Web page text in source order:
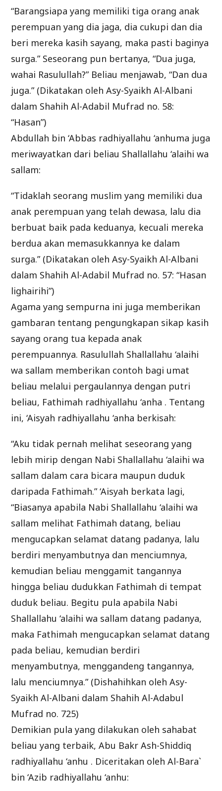
“Barangsiapa yang memiliki tiga orang anak
perempuan yang dia jaga, dia cukupi dan dia
beri mereka kasih sayang, maka pasti baginya
surga.” Seseorang pun bertanya, “Dua juga,
wahai Rasulullah?” Beliau menjawab, “Dan dua
juga.” (Dikatakan oleh Asy-Syaikh Al-Albani
dalam Shahih Al-Adabil Mufrad no. 58:
“Hasan”)
Abdullah bin ‘Abbas radhiyallahu ‘anhuma juga
meriwayatkan dari beliau Shallallahu ‘alaihi wa
sallam:
“Tidaklah seorang muslim yang memiliki dua
anak perempuan yang telah dewasa, lalu dia
berbuat baik pada keduanya, kecuali mereka
berdua akan memasukkannya ke dalam
surga.” (Dikatakan oleh Asy-Syaikh Al-Albani
dalam Shahih Al-Adabil Mufrad no. 57: “Hasan
lighairihi”)
Agama yang sempurna ini juga memberikan
gambaran tentang pengungkapan sikap kasih
sayang orang tua kepada anak
perempuannya. Rasulullah Shallallahu ‘alaihi
wa sallam memberikan contoh bagi umat
beliau melalui pergaulannya dengan putri
beliau, Fathimah radhiyallahu ‘anha . Tentang
ini, ‘Aisyah radhiyallahu ‘anha berkisah:
“Aku tidak pernah melihat seseorang yang
lebih mirip dengan Nabi Shallallahu ‘alaihi wa
sallam dalam cara bicara maupun duduk
daripada Fathimah.” ‘Aisyah berkata lagi,
“Biasanya apabila Nabi Shallallahu ‘alaihi wa
sallam melihat Fathimah datang, beliau
mengucapkan selamat datang padanya, lalu
berdiri menyambutnya dan menciumnya,
kemudian beliau menggamit tangannya
hingga beliau dudukkan Fathimah di tempat
duduk beliau. Begitu pula apabila Nabi
Shallallahu ‘alaihi wa sallam datang padanya,
maka Fathimah mengucapkan selamat datang
pada beliau, kemudian berdiri
menyambutnya, menggandeng tangannya,
lalu menciumnya.” (Dishahihkan oleh Asy-
Syaikh Al-Albani dalam Shahih Al-Adabul
Mufrad no. 725)
Demikian pula yang dilakukan oleh sahabat
beliau yang terbaik, Abu Bakr Ash-Shiddiq
radhiyallahu ‘anhu . Diceritakan oleh Al-Bara`
bin ‘Azib radhiyallahu ‘anhu: